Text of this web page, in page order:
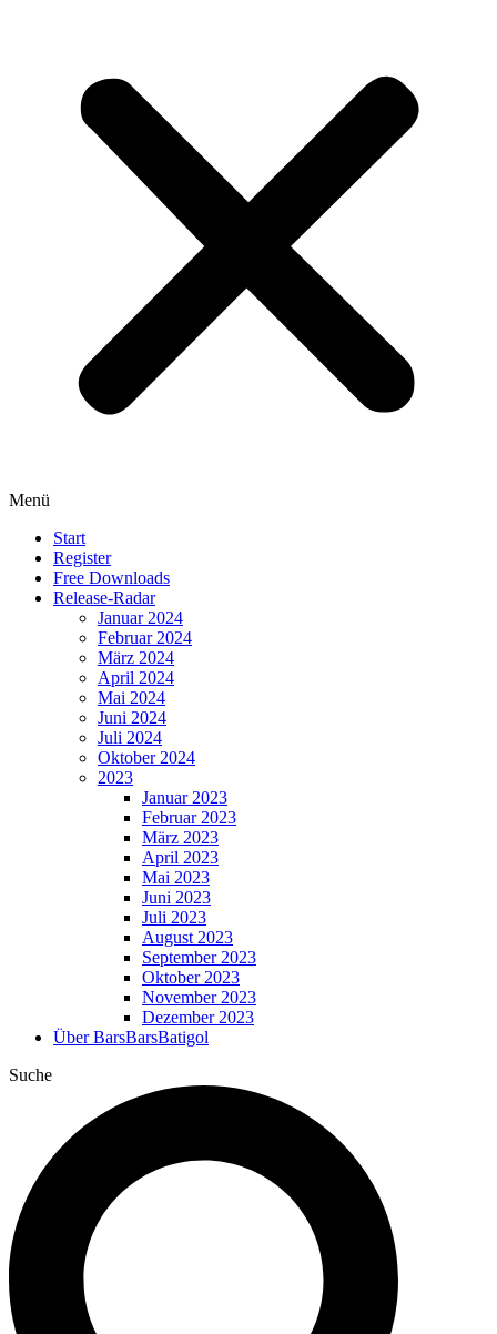
Menü
Start
Register
Free Downloads
Release-Radar
Januar 2024
Februar 2024
März 2024
April 2024
Mai 2024
Juni 2024
Juli 2024
Oktober 2024
2023
Januar 2023
Februar 2023
März 2023
April 2023
Mai 2023
Juni 2023
Juli 2023
August 2023
September 2023
Oktober 2023
November 2023
Dezember 2023
Über BarsBarsBatigol
Suche